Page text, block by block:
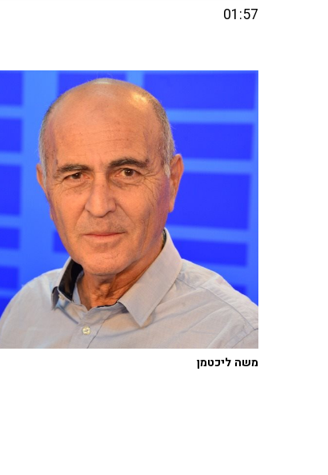
01:57
משה ליכטמן